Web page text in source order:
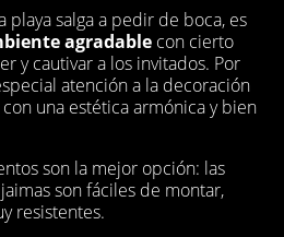
playa salga a pedir de boca, es
agradable con cierto
y cautivar a los invitados. Por
atención a la decoración
una estética armónica y bien
son la mejor opción: las
son fáciles de montar,
resistentes.